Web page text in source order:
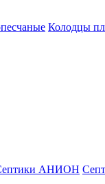
Колодцы
АНИОН